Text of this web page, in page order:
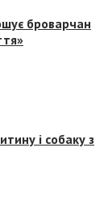
броварчан
і собаку з